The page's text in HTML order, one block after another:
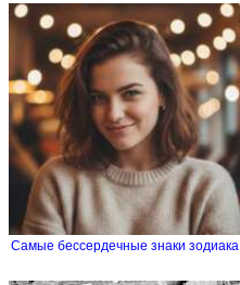
Самые бессердечные знаки зодиака